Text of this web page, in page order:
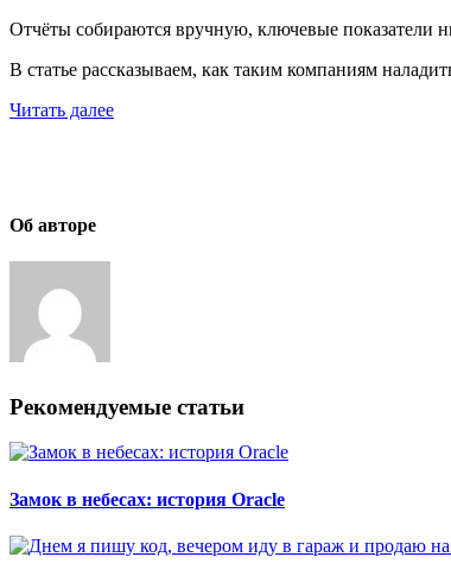
Отчёты собираются вручную, ключевые показатели
В статье рассказываем, как таким компаниям
Читать далее
Об авторе
Рекомендуемые статьи
Замок в небесах: история Oracle